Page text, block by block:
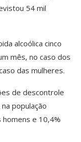
54 mil
alcoólica cinco
mês, no caso dos
das mulheres.
de descontrole
população
homens e 10,4%